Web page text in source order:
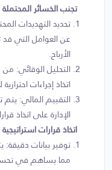
تجنب الخسائر المحتملة
تحديد التهديدات
عن العوامل التي قد
الأرباح.
التحليل الوقائي:
اتخاذ إجراءات
التقييم المالي:
الإدارة على اتخاذ
اتخاذ قرارات استراتيجية
توفير بيانات
مما يساهم في